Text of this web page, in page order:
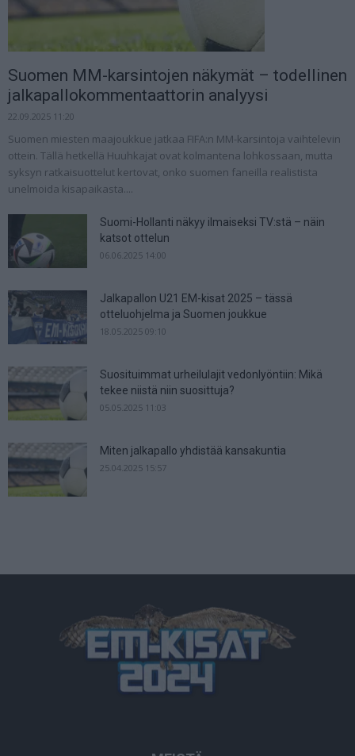
Suomen MM-karsintojen näkymät – todellinen
jalkapallokommentaattorin analyysi
22.09.2025 11:20
Suomen miesten maajoukkue jatkaa FIFA:n MM-karsintoja vaihtelevin
ottein. Tällä hetkellä Huuhkajat ovat kolmantena lohkossaan, mutta
syksyn ratkaisuottelut kertovat, onko suomen faneilla realistista
unelmoida kisapaikasta....
Suomi-Hollanti näkyy ilmaiseksi TV:stä – näin
katsot ottelun
06.06.2025 14:00
Jalkapallon U21 EM-kisat 2025 – tässä
otteluohjelma ja Suomen joukkue
18.05.2025 09:10
Suosituimmat urheilulajit vedonlyöntiin: Mikä
tekee niistä niin suosittuja?
05.05.2025 11:03
Miten jalkapallo yhdistää kansakuntia
25.04.2025 15:57